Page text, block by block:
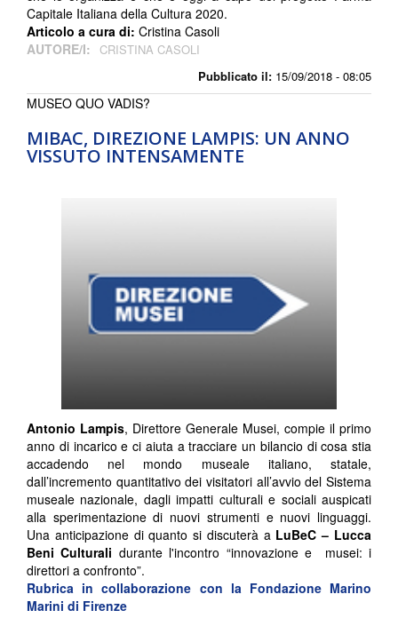
Pubblicato il: 15/09/2018 - 08:05
Capitale Italiana della Cultura 2020.
Articolo a cura di: Cristina Casoli
AUTORE/I:
CRISTINA CASOLI
MIBAC, DIREZIONE LAMPIS: UN ANNO
VISSUTO INTENSAMENTE
MUSEO QUO VADIS?
Antonio Lampis, Direttore Generale Musei, compie il primo
anno di incarico e ci aiuta a tracciare un bilancio di cosa stia
accadendo nel mondo museale italiano, statale,
dall’incremento quantitativo dei visitatori all’avvio del Sistema
museale nazionale, dagli impatti culturali e sociali auspicati
alla sperimentazione di nuovi strumenti e nuovi linguaggi.
Una anticipazione di quanto si discuterà a LuBeC – Lucca
Beni Culturali durante l'incontro “innovazione e musei: i
direttori a confronto”.
Rubrica in collaborazione con la Fondazione Marino
Marini di Firenze